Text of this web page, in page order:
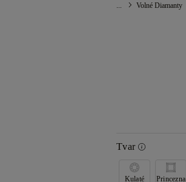
Volné Diamanty
Tvar
Kulaté Princezna